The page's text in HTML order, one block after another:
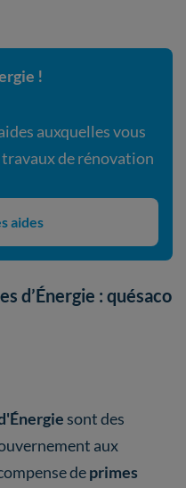
!
auxquelles vous
de rénovation
aides
d’Énergie : quésaco
sont des
aux
deprimes